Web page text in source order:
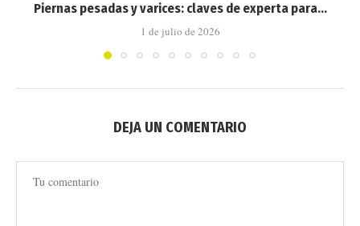
Piernas pesadas y varices: claves de experta para...
1 de julio de 2026
DEJA UN COMENTARIO